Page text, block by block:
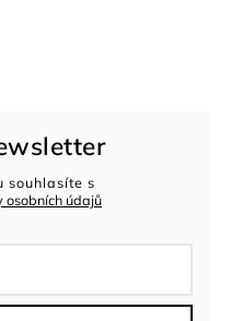
souhlasíte s
osobních údajů